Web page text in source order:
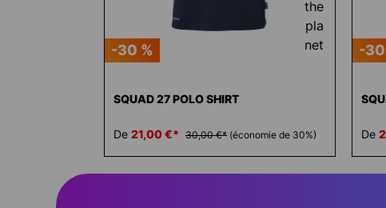
-30 %
SQUAD 27 POLO SHIRT
De 21,00 €* 30,00 €* (économie de 30%)
-30
De